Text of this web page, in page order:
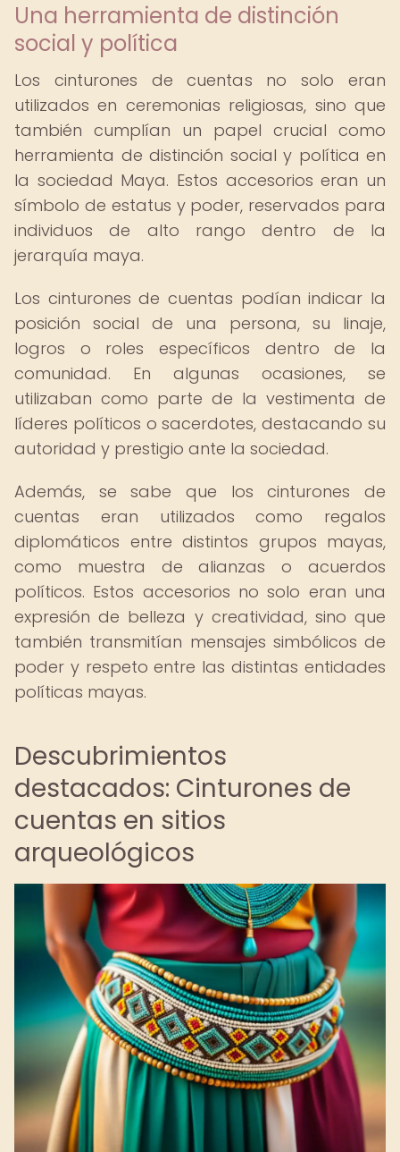
Una herramienta de distinción
social y política
Los cinturones de cuentas no solo eran
utilizados en ceremonias religiosas, sino que
también cumplían un papel crucial como
herramienta de distinción social y política en
la sociedad Maya. Estos accesorios eran un
símbolo de estatus y poder, reservados para
individuos de alto rango dentro de la
jerarquía maya.
Los cinturones de cuentas podían indicar la
posición social de una persona, su linaje,
logros o roles específicos dentro de la
comunidad. En algunas ocasiones, se
utilizaban como parte de la vestimenta de
líderes políticos o sacerdotes, destacando su
autoridad y prestigio ante la sociedad.
Además, se sabe que los cinturones de
cuentas eran utilizados como regalos
diplomáticos entre distintos grupos mayas,
como muestra de alianzas o acuerdos
políticos. Estos accesorios no solo eran una
expresión de belleza y creatividad, sino que
también transmitían mensajes simbólicos de
poder y respeto entre las distintas entidades
políticas mayas.
Descubrimientos
destacados: Cinturones de
cuentas en sitios
arqueológicos